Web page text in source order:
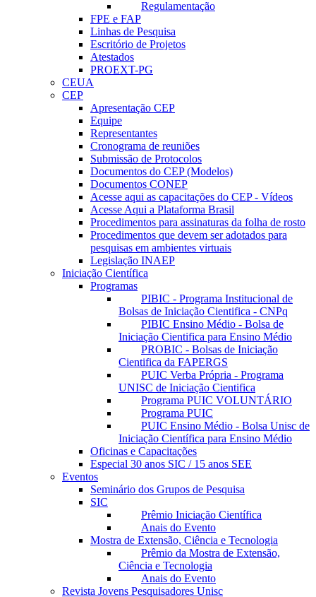
Regulamentação
FPE e FAP
Linhas de Pesquisa
Escritório de Projetos
Atestados
PROEXT-PG
CEUA
CEP
Apresentação CEP
Equipe
Representantes
Cronograma de reuniões
Submissão de Protocolos
Documentos do CEP (Modelos)
Documentos CONEP
Acesse aqui as capacitações do CEP - Vídeos
Acesse Aqui a Plataforma Brasil
Procedimentos para assinaturas da folha de rosto
Procedimentos que devem ser adotados para
pesquisas em ambientes virtuais
Legislação INAEP
Iniciação Científica
Programas
PIBIC - Programa Institucional de
Bolsas de Iniciação Cientifica - CNPq
PIBIC Ensino Médio - Bolsa de
Iniciação Cientifica para Ensino Médio
PROBIC - Bolsas de Iniciação
Cientifica da FAPERGS
PUIC Verba Própria - Programa
UNISC de Iniciação Cientifica
Programa PUIC VOLUNTÁRIO
Programa PUIC
PUIC Ensino Médio - Bolsa Unisc de
Iniciação Científica para Ensino Médio
Oficinas e Capacitações
Especial 30 anos SIC / 15 anos SEE
Eventos
Seminário dos Grupos de Pesquisa
SIC
Prêmio Iniciação Científica
Anais do Evento
Mostra de Extensão, Ciência e Tecnologia
Prêmio da Mostra de Extensão,
Ciência e Tecnologia
Anais do Evento
Revista Jovens Pesquisadores Unisc